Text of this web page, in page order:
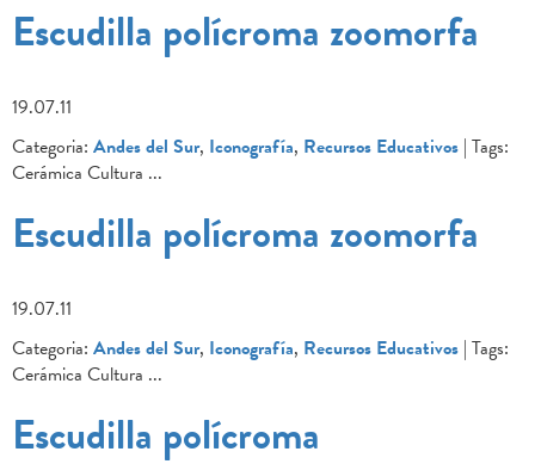
Escudilla polícroma zoomorfa
19.07.11
Categoria: Andes del Sur, Iconografía, Recursos Educativos | Tags:
Cerámica Cultura ...
Escudilla polícroma zoomorfa
19.07.11
Categoria: Andes del Sur, Iconografía, Recursos Educativos | Tags:
Cerámica Cultura ...
Escudilla polícroma